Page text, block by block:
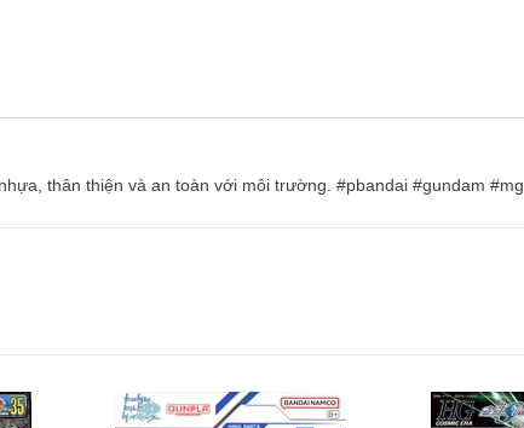
thân thiện và an toàn với môi trường. #pbandai #gundam #mg